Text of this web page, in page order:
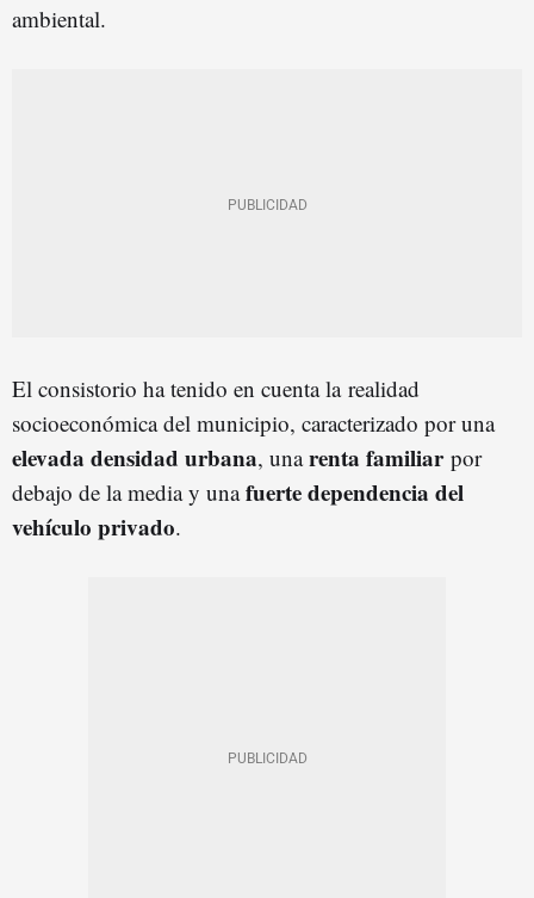
ambiental.
El consistorio ha tenido en cuenta la realidad
socioeconómica del municipio, caracterizado por una
elevada densidad urbana, unarenta familiarpor
debajo de la media y unafuerte dependencia del
vehículo privado.